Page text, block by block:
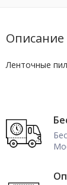
Описание
Ленточные